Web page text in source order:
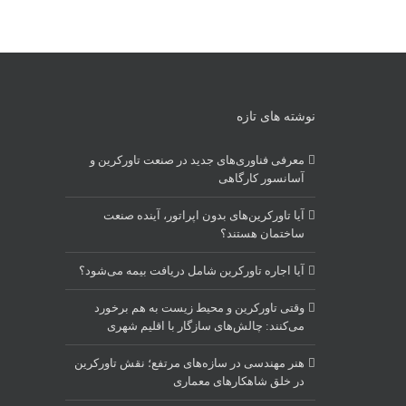
نوشته های تازه
معرفی فناوری‌های جدید در صنعت تاورکرین و
آسانسور کارگاهی
آیا تاورکرین‌های بدون اپراتور، آینده صنعت
ساختمان هستند؟
آیا اجاره تاورکرین شامل دریافت بیمه می‌شود؟
وقتی تاورکرین و محیط زیست به هم برخورد
می‌کنند: چالش‌های سازگار با اقلیم شهری
هنر مهندسی در سازه‌های مرتفع؛ نقش تاورکرین
در خلق شاهکارهای معماری